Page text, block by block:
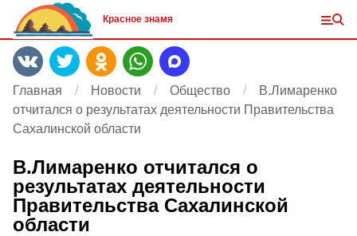
Красное знамя
Главная Новости Общество
В.Лимаренко
отчитался о результатах деятельности Правительства
Сахалинской области
В.Лимаренко отчитался о
результатах деятельности
Правительства Сахалинской
области